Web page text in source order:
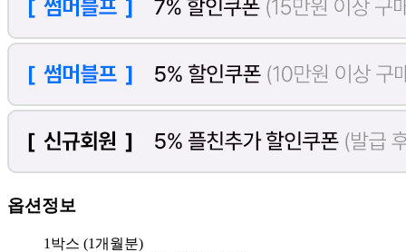
옵션정보
1박스 (1개월분)